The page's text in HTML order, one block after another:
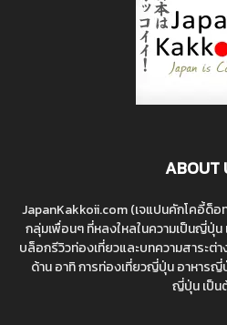
ABOUT
JapanKakkoii.com (เจแปนคักโคอี้ด็อ
กลุ่มเพื่อนๆ ที่หลงใหลในความเป็นญี่ปุ่น
บล็อกรีวิวท่องเที่ยวและบทความสาระต่
ด้าน อาทิ การท่องเที่ยวญี่ปุ่น อาหา
ญี่ปุ่น เป็น